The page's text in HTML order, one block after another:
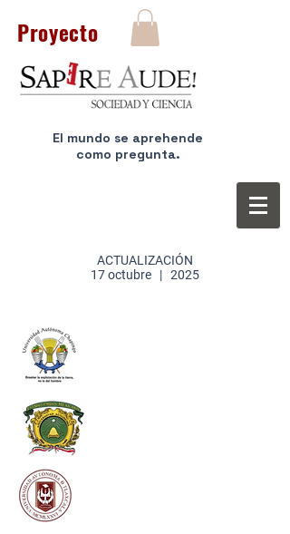
Proyecto
El mundo se aprehende
como pregunta.
ACTUALIZACIÓN
17 octubre | 2025